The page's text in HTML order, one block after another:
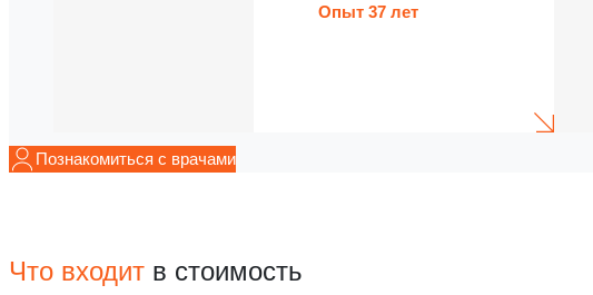
Опыт 37 лет
Познакомиться с врачами
Что входит в стоимость